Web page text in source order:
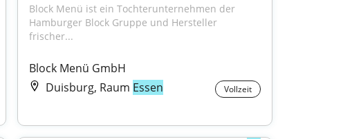
Block Menü ist ein Tochterunternehmen der
Hamburger Block Gruppe und Hersteller
frischer...
Block Menü GmbH
Duisburg, Raum Essen Vollzeit